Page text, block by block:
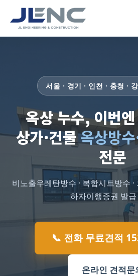
서울 · 경기 · 인천 · 충청 ·
옥상 누수, 이번
상가·건물옥상방
전문
비노출우레탄방수 · 복합시트방수
하자이행증권 발
📞 전화 무료견적
온라인 견적문